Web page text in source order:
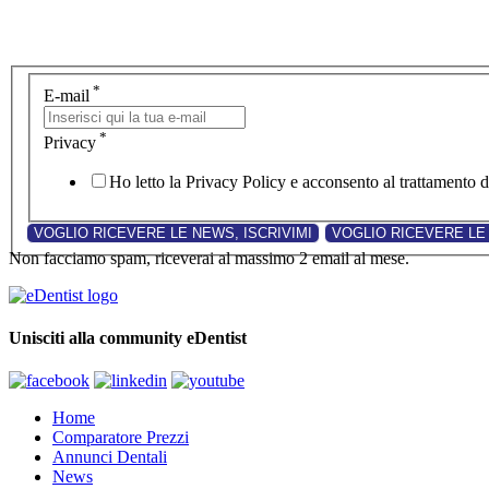
E-mail *
Privacy *
Ho letto la Privacy Policy e acconsento al trattamento
Non facciamo spam, riceverai al massimo 2 email al mese.
Unisciti alla community eDentist
Home
Comparatore Prezzi
Annunci Dentali
News